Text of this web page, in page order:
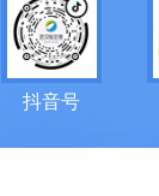
抖音号